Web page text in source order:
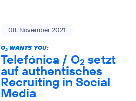
08. November 2021
O2WANTS YOU:
Telefónica / O2 setzt
auf authentisches
Recruiting in Social
Media